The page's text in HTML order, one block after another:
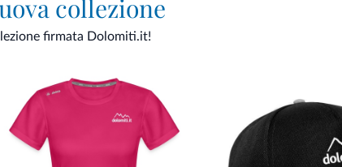
collezione
firmata Dolomiti.it!